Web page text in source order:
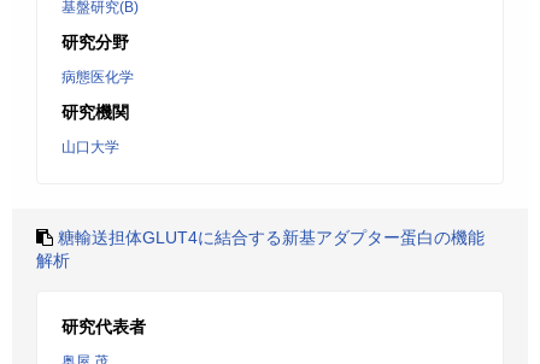
基盤研究(B)
研究分野
病態医化学
研究機関
山口大学
糖輸送担体GLUT4に結合する新基アダプター蛋白の機能
解析
研究代表者